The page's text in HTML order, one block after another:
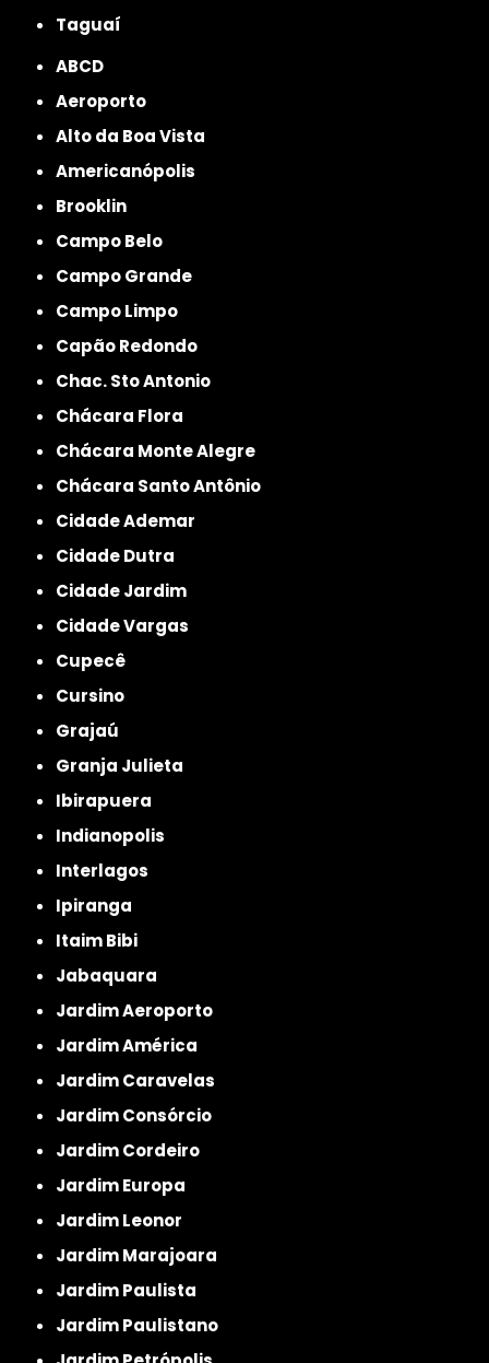
Taguaí
ABCD
Aeroporto
Alto da Boa Vista
Americanópolis
Brooklin
Campo Belo
Campo Grande
Campo Limpo
Capão Redondo
Chac. Sto Antonio
Chácara Flora
Chácara Monte Alegre
Chácara Santo Antônio
Cidade Ademar
Cidade Dutra
Cidade Jardim
Cidade Vargas
Cupecê
Cursino
Grajaú
Granja Julieta
Ibirapuera
Indianopolis
Interlagos
Ipiranga
Itaim Bibi
Jabaquara
Jardim Aeroporto
Jardim América
Jardim Caravelas
Jardim Consórcio
Jardim Cordeiro
Jardim Europa
Jardim Leonor
Jardim Marajoara
Jardim Paulista
Jardim Paulistano